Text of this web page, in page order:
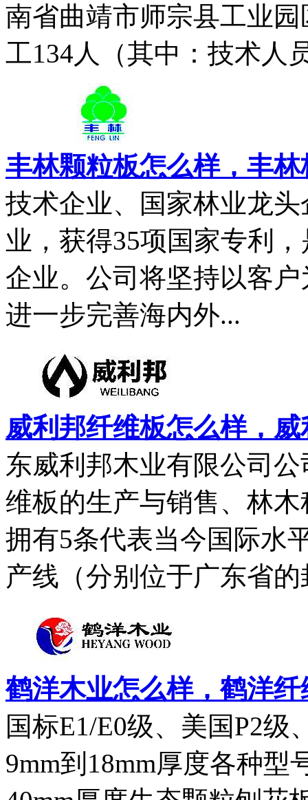
南省曲靖市师宗县工业
工134人（其中：技术人
丰林颗粒板怎么样，丰
技术企业、国家林业龙
业，获得35项国家专利
企业。公司将坚持以客
进一步完善海内外...
威利邦纤维板怎么样，
东威利邦木业有限公司
维板的生产与销售、林
拥有5条代表当今国际水
产线（分别位于广东省的
鹤洋木业怎么样，鹤洋
国标E1/E0级、美国P2
9mm到18mm厚度各种型